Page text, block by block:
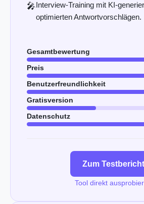
🎤Interview-Training mit KI-
optimierten Antwortvorschlägen.
Gesamtbewertung
Preis
Benutzerfreundlichkeit
Gratisversion
Datenschutz
Zum Testbericht
Tool direkt